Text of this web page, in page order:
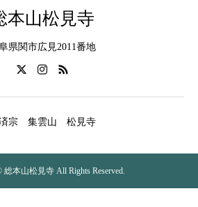
本山松見寺
県関市広見2011番地
宗 集雲山 松見寺
総本山松見寺 All Rights Reserved.